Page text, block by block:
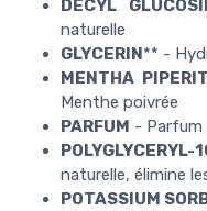
DECYL
naturelle
GLYCERIN** -
MENTHA
Menthe poivrée
PARFUM - Parfum
POLYGLYCERYL-
naturelle, élimine
POTASSIUM